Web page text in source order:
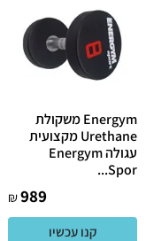
Energym משקולת
Urethane מקצועית
עגולה Energym
Spor...
989
₪
קנו עכשיו